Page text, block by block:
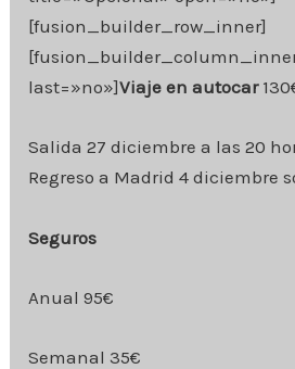
[fusion_builder_row_inner]
[fusion_builder_column_inner
last=»no»]Viaje en autocar
Salida 27 diciembre a las 20
Regreso a Madrid 4 diciembre
Seguros
Anual 95€
Semanal 35€